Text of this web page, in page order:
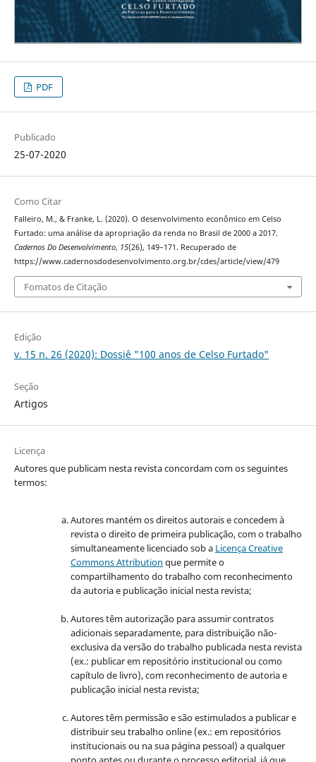
PDF
Publicado
25-07-2020
Como Citar
Falleiro, M., & Franke, L. (2020). O desenvolvimento econômico em Celso
Furtado: uma análise da apropriação da renda no Brasil de 2000 a 2017.
Cadernos Do Desenvolvimento, 15(26), 149–171. Recuperado de
https://www.cadernosdodesenvolvimento.org.br/cdes/article/view/479
Fomatos de Citação
Edição
v. 15 n. 26 (2020): Dossiê "100 anos de Celso Furtado"
Seção
Artigos
Licença
Autores que publicam nesta revista concordam com os seguintes
termos:
Autores mantém os direitos autorais e concedem à
revista o direito de primeira publicação, com o trabalho
simultaneamente licenciado sob a Licença Creative
Commons Attribution que permite o
compartilhamento do trabalho com reconhecimento
da autoria e publicação inicial nesta revista;
Autores têm autorização para assumir contratos
adicionais separadamente, para distribuição não-
exclusiva da versão do trabalho publicada nesta revista
(ex.: publicar em repositório institucional ou como
capítulo de livro), com reconhecimento de autoria e
publicação inicial nesta revista;
Autores têm permissão e são estimulados a publicar e
distribuir seu trabalho online (ex.: em repositórios
institucionais ou na sua página pessoal) a qualquer